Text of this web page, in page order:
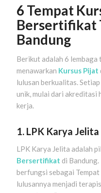
6 Tempat
Bersertifikat
Bandung
Berikut adalah 6 lembaga
menawarkan Kursus Pijat
lulusan berkualitas.
unik, mulai dari akreditasi
kerja.
1. LPK Karya Jelita
LPK Karya Jelita adalah
Bersertifikat di
berfungsi sebagai
lulusannya menjadi